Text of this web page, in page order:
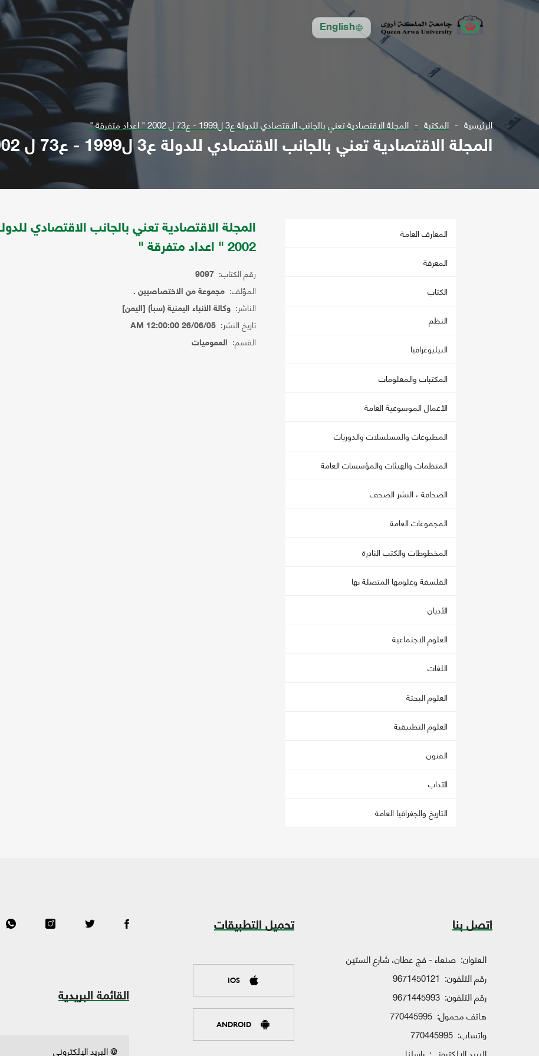
English
الرئيسية المكتبة المجلة الاقتصادية تعني بالجانب الاقتصادي للدولة ع3 ل1999 - ع73 ل 2002 " اعداد متفرقة "
المجلة الاقتصادية تعني بالجانب الاقتصادي للدولة ع3 ل1999 - ع73 ل 2002 " اعداد متفرقة "
المعارف العامة
المعرفة
الكتاب
النظم
البيليوغرافيا
المكتبات والمعلومات
الأعمال الموسوعية العامة
المطبوعات والمسلسلات والدوريات
المنظمات والهيئات والمؤسسات العامة
الصحافة ، النشر الصحف
المجموعات العامة
المخطوطات والكتب النادرة
الفلسفة وعلومها المتصلة بها
الأديان
العلوم الاجتماعية
اللغات
العلوم البحثة
العلوم التطبيقية
الفنون
الآداب
التاريخ والجغرافيا العامة
2002 " اعداد متفرقة "
رقم الكتاب: 9097
المؤلف: مجموعة من الاختصاصيين .
الناشر: وكالة الأنباء اليمنية (سبأ) [اليمن]
تاريخ النشر: 26/06/05 12:00:00 AM
القسم: العموميات
اتصل بنا
العنوان: صنعاء - فج عطان، شارع الستين
رقم التلفون: 9671450121
رقم التلفون: 9671445993
هاتف محمول: 770445995
واتساب: 770445995
تحميل التطبيقات
IOS
ANDROID
القائمة البريدية